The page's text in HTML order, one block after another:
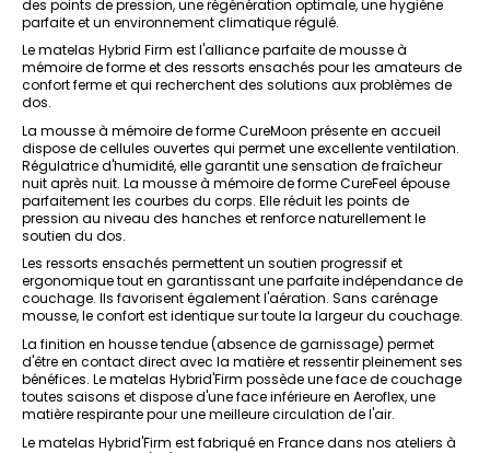
des points de pression, une régénération optimale, une hygiène
parfaite et un environnement climatique régulé.
Le matelas Hybrid Firm est l'alliance parfaite de mousse à
mémoire de forme et des ressorts ensachés pour les amateurs de
confort ferme et qui recherchent des solutions aux problèmes de
dos.
La mousse à mémoire de forme CureMoon présente en accueil
dispose de cellules ouvertes qui permet une excellente ventilation.
Régulatrice d'humidité, elle garantit une sensation de fraîcheur
nuit après nuit. La mousse à mémoire de forme CureFeel épouse
parfaitement les courbes du corps. Elle réduit les points de
pression au niveau des hanches et renforce naturellement le
soutien du dos.
Les ressorts ensachés permettent un soutien progressif et
ergonomique tout en garantissant une parfaite indépendance de
couchage. Ils favorisent également l'aération. Sans carénage
mousse, le confort est identique sur toute la largeur du couchage.
La finition en housse tendue (absence de garnissage) permet
d'être en contact direct avec la matière et ressentir pleinement ses
bénéfices. Le matelas Hybrid'Firm possède une face de couchage
toutes saisons et dispose d'une face inférieure en Aeroflex, une
matière respirante pour une meilleure circulation de l'air.
Le matelas Hybrid'Firm est fabriqué en France dans nos ateliers à